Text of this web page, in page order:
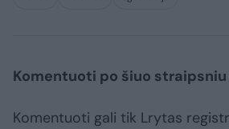
Komentuoti po šiuo straipsniu
Komentuoti gali tik Lrytas